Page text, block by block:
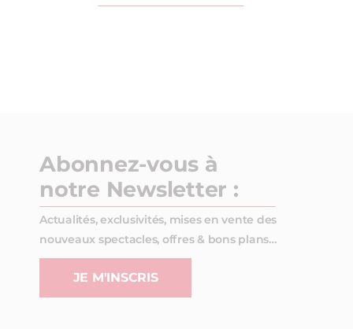
Abonnez-vous à
notre Newsletter :
Actualités, exclusivités, mises en vente des
nouveaux spectacles, offres & bons plans…
JE M'INSCRIS